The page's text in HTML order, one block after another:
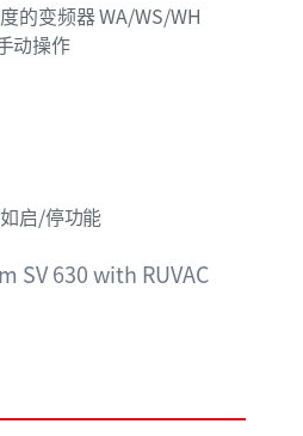
的变频器 WA/WS/WH
动操作
启/停功能